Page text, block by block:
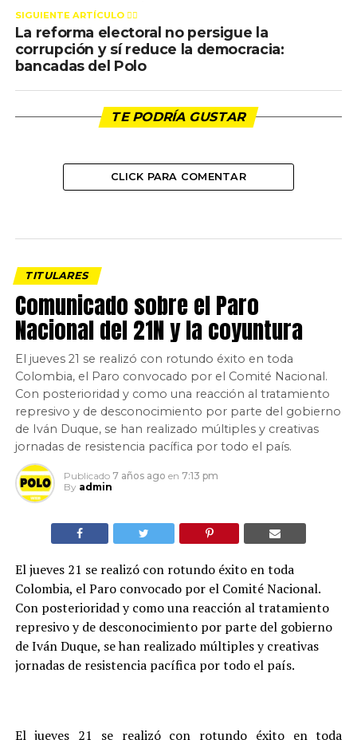
SIGUIENTE ARTÍCULO 👈🏻
La reforma electoral no persigue la
corrupción y sí reduce la democracia:
bancadas del Polo
TE PODRÍA GUSTAR
CLICK PARA COMENTAR
TITULARES
Comunicado sobre el Paro
Nacional del 21N y la coyuntura
El jueves 21 se realizó con rotundo éxito en toda
Colombia, el Paro convocado por el Comité Nacional.
Con posterioridad y como una reacción al tratamiento
represivo y de desconocimiento por parte del gobierno
de Iván Duque, se han realizado múltiples y creativas
jornadas de resistencia pacífica por todo el país.
Publicado 7 años ago en 7:13 pm
By admin
El jueves 21 se realizó con rotundo éxito en toda
Colombia, el Paro convocado por el Comité Nacional.
Con posterioridad y como una reacción al tratamiento
represivo y de desconocimiento por parte del gobierno
de Iván Duque, se han realizado múltiples y creativas
jornadas de resistencia pacífica por todo el país.
El jueves 21 se realizó con rotundo éxito en toda